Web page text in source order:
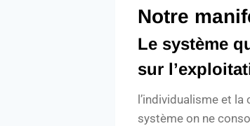
Notre
Le système
sur
l’individualisme et
système on ne